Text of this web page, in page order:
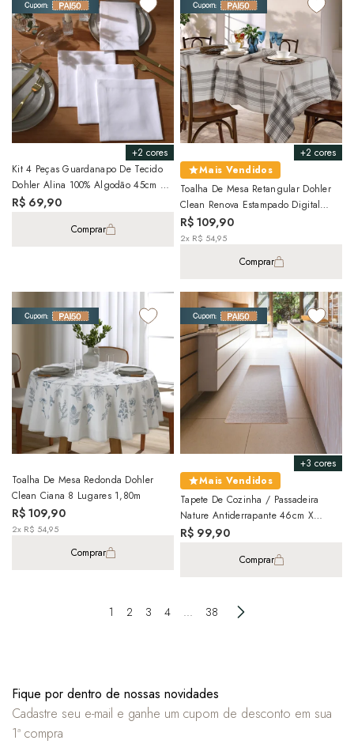
+2 cores
Kit 4 Peças Guardanapo De Tecido
Dohler Alina 100% Algodão 45cm X
45cm
R$ 69,90
Comprar
+2 cores
Mais Vendidos
Toalha De Mesa Retangular Dohler
Clean Renova Estampado Digital
Luna 6 Lugares 1,40m X 2,10m
R$ 109,90
2x R$ 54,95
Comprar
Toalha De Mesa Redonda Dohler
Clean Ciana 8 Lugares 1,80m
R$ 109,90
2x R$ 54,95
Comprar
+3 cores
Mais Vendidos
Tapete De Cozinha / Passadeira
Nature Antiderrapante 46cm X
1,20m
R$ 99,90
Comprar
1 2 3 4 ... 38
Fique por dentro de nossas novidades
Cadastre seu e-mail e ganhe um cupom de desconto em sua
1ª compra